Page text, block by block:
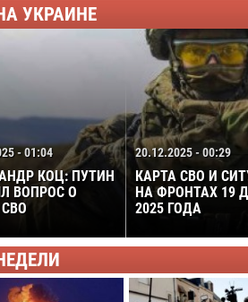
УКРАИНЕ
- 01:04
КОЦ: ПУТИН
ВОПРОС О
20.12.2025 - 00:29
КАРТА СВО И
НА ФРОНТАХ 19
2025 ГОДА